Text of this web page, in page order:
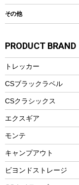
バーベキューツール
カトラリー
マグカップ、カップ
ステンレスボトル
フードボトル
トレー
ランチョンマット
ランチボックス
その他アウトドア雑貨
スプレー関係
ツール、他
パドル
ヘルメット
エアーポンプ
アクセサリー
シティサイクル
自転車ウェア
ラッシュガード
パラソル
フローティングベスト
ヘルメット
エアーポンプ
ビーチテント
ウィンター
スノーシュー
防寒ウェア
その他
湯たんぽ
防災用品
PRODUCT BRAND
トレッカー
CSブラックラベル
CSクラシックス
エクスギア
モンテ
キャンプアウト
ビヨンドストレージ